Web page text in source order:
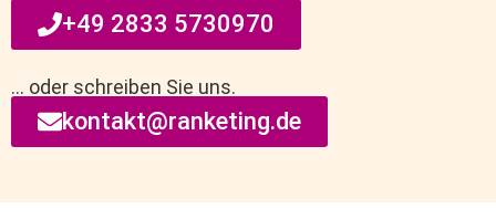
+49 2833 5730970
… oder schreiben Sie uns.
kontakt@ranketing.de